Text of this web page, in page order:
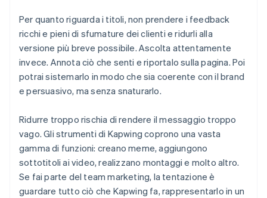
Per quanto riguarda i titoli, non prendere i feedback
ricchi e pieni di sfumature dei clienti e ridurli alla
versione più breve possibile. Ascolta attentamente
invece. Annota ciò che senti e riportalo sulla pagina. Poi
potrai sistemarlo in modo che sia coerente con il brand
e persuasivo, ma senza snaturarlo.
Ridurre troppo rischia di rendere il messaggio troppo
vago. Gli strumenti di Kapwing coprono una vasta
gamma di funzioni: creano meme, aggiungono
sottotitoli ai video, realizzano montaggi e molto altro.
Se fai parte del team marketing, la tentazione è
guardare tutto ciò che Kapwing fa, rappresentarlo in un